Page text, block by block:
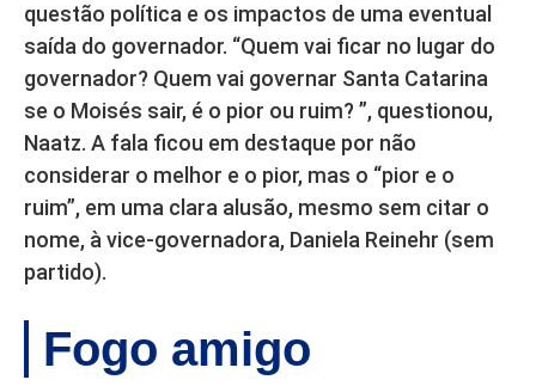
questão política e os impactos de uma eventual
saída do governador. “Quem vai ficar no lugar do
governador? Quem vai governar Santa Catarina
se o Moisés sair, é o pior ou ruim? ”, questionou,
Naatz. A fala ficou em destaque por não
considerar o melhor e o pior, mas o “pior e o
ruim”, em uma clara alusão, mesmo sem citar o
nome, à vice-governadora, Daniela Reinehr (sem
partido).
Fogo amigo